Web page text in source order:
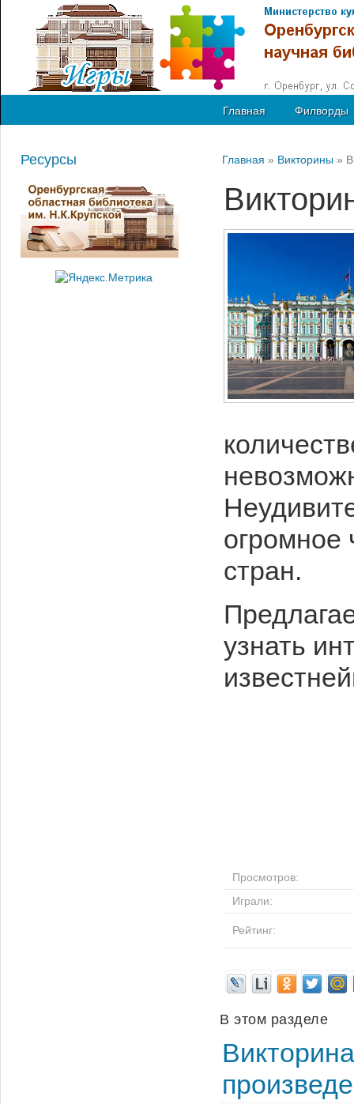
Главная Филворды
Ресурсы Главная » Викторины »
огромное
стран.
узнать
Просмотров:
Играли:
Рейтинг:
В этом разделе